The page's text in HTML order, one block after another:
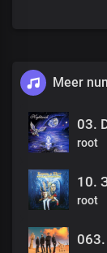
Meer
03.
root
10.
root